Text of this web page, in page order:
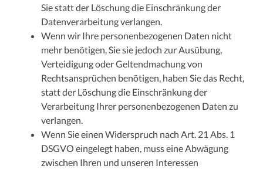
Sie statt der Löschung die Einschränkung der
Datenverarbeitung verlangen.
Wenn wir Ihre personenbezogenen Daten nicht
mehr benötigen, Sie sie jedoch zur Ausübung,
Verteidigung oder Geltendmachung von
Rechtsansprüchen benötigen, haben Sie das Recht,
statt der Löschung die Einschränkung der
Verarbeitung Ihrer personenbezogenen Daten zu
verlangen.
Wenn Sie einen Widerspruch nach Art. 21 Abs. 1
DSGVO eingelegt haben, muss eine Abwägung
zwischen Ihren und unseren Interessen